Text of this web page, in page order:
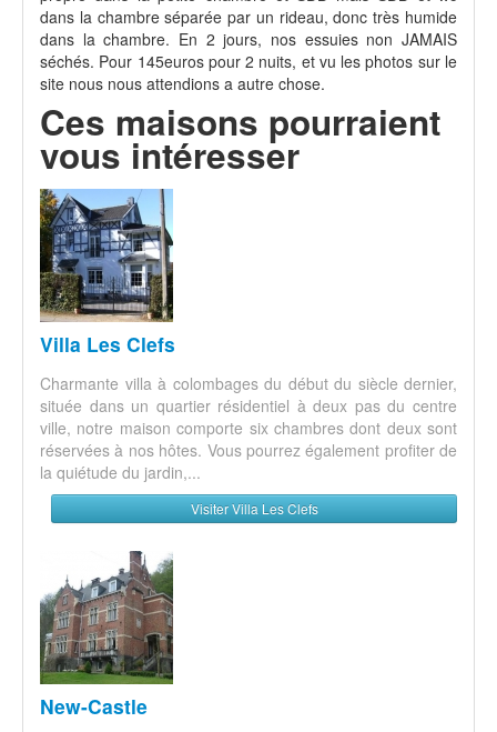
dans la chambre séparée par un rideau, donc très humide
dans la chambre. En 2 jours, nos essuies non JAMAIS
séchés. Pour 145euros pour 2 nuits, et vu les photos sur le
site nous nous attendions a autre chose.
Ces maisons pourraient
vous intéresser
Villa Les Clefs
Charmante villa à colombages du début du siècle dernier,
située dans un quartier résidentiel à deux pas du centre
ville, notre maison comporte six chambres dont deux sont
réservées à nos hôtes. Vous pourrez également profiter de
la quiétude du jardin,...
Visiter Villa Les Clefs
New-Castle